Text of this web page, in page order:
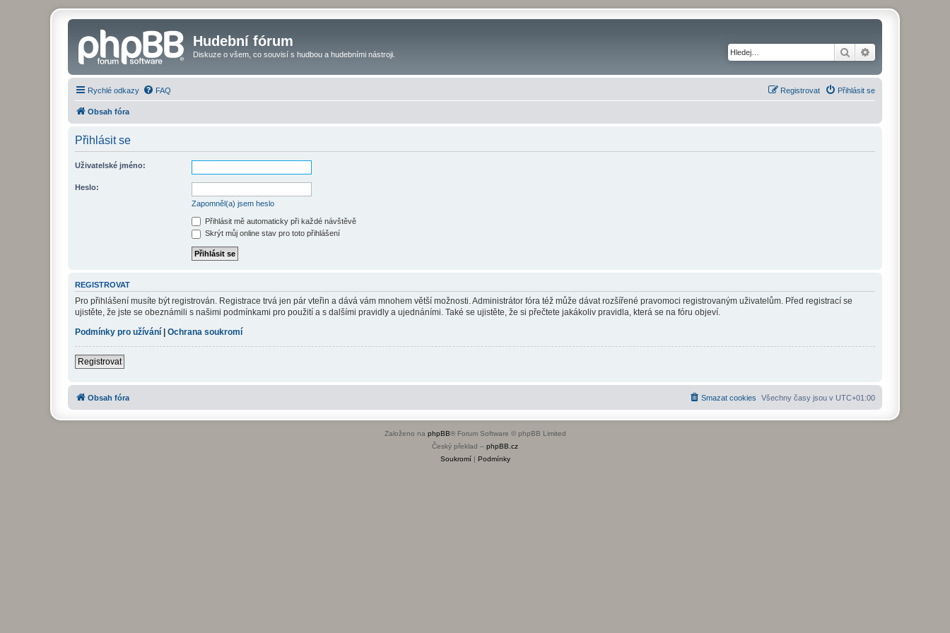
Hudební fórum
Diskuze o všem, co souvisí s hudbou a hudebními nástroji. Hledat
Rychlé odkazy FAQ Přihlásit se
Registrovat
Obsah fóra
Přihlásit se
Uživatelské jméno:
Heslo:
Zapomněl(a) jsem heslo
Přihlásit mě automaticky při každé návštěvě
Skrýt můj online stav pro toto přihlášení
REGISTROVAT
Pro přihlášení musíte být registrován. Registrace trvá jen pár vteřin a dává vám mnohem větší možnosti. Administrátor fóra též může dávat rozšířené pravomoci registrovaným uživatelům. Před registrací se
ujistěte, že jste se obeznámili s našimi podmínkami pro použití a s dalšími pravidly a ujednáními. Také se ujistěte, že si přečtete jakákoliv pravidla, která se na fóru objeví.
Podmínky pro užívání
Ochrana soukromí
Registrovat
Obsah fóra Všechny časy jsou v UTC+01:00
Smazat cookies
Založeno na phpBB® Forum Software © phpBB Limited
Český překlad – phpBB.cz
Soukromí| Podmínky